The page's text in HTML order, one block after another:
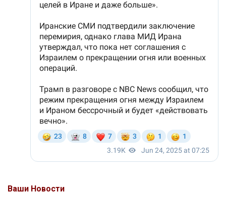
Ваши Новости